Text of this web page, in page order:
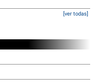
[ver todas]